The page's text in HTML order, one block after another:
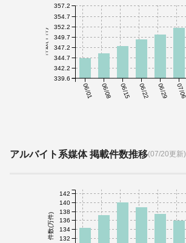
06/01 06/08 06/15 06/22 06/29 07/06
件数(千件)
339.6
342.2
344.7
347.2
349.7
352.2
354.7
357.2
アルバイト系媒体 掲載件数推移(07/20更新)
件数(万件) 132
134
136
138
140
142